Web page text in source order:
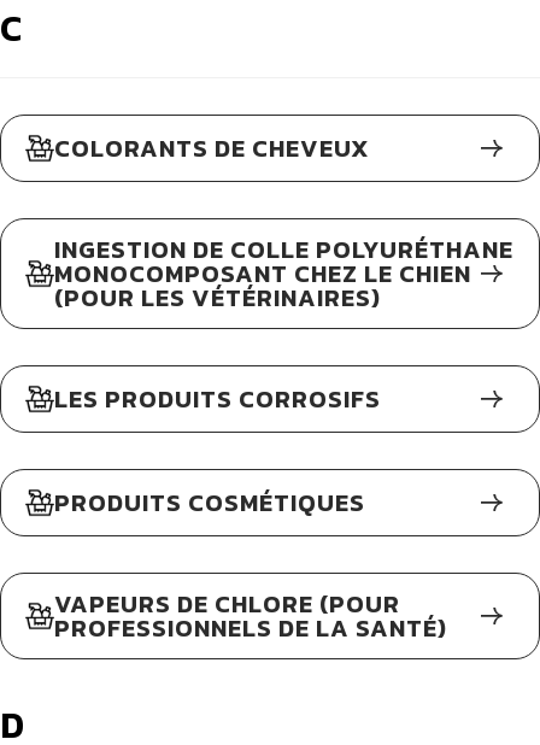
C
COLORANTS DE CHEVEUX
INGESTION DE COLLE POLYURÉTHANE
MONOCOMPOSANT CHEZ LE CHIEN
(POUR LES VÉTÉRINAIRES)
LES PRODUITS CORROSIFS
PRODUITS COSMÉTIQUES
VAPEURS DE CHLORE (POUR
PROFESSIONNELS DE LA SANTÉ)
D